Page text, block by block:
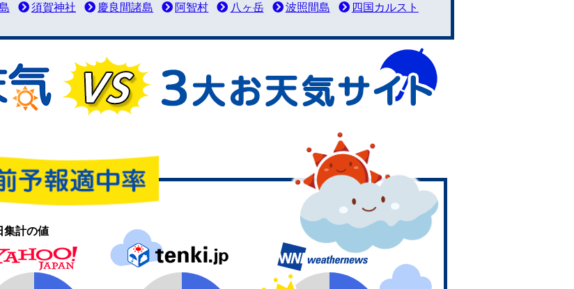
須賀神社 慶良間諸島 阿智村 八ヶ岳 波照間島 四国カルスト
集計の値